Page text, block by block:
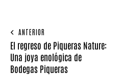
ANTERIOR
El regreso de Piqueras Nature:
Una joya enológica de
Bodegas Piqueras